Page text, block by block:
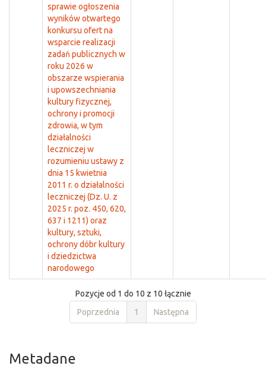
sprawie ogłoszenia
wyników otwartego
konkursu ofert na
wsparcie realizacji
zadań publicznych w
roku 2026 w
obszarze wspierania
i upowszechniania
kultury fizycznej,
ochrony i promocji
zdrowia, w tym
działalności
leczniczej w
rozumieniu ustawy z
dnia 15 kwietnia
2011 r. o działalności
leczniczej (Dz. U. z
2025 r. poz. 450, 620,
637 i 1211) oraz
kultury, sztuki,
ochrony dóbr kultury
i dziedzictwa
narodowego
Pozycje od 1 do 10 z 10 łącznie
Poprzednia
1 Następna
Metadane